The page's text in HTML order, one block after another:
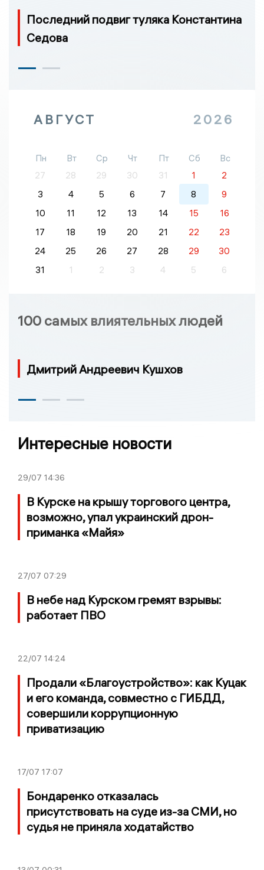
Последний подвиг туляка Константина
Седова
АВГУСТ 2026
Пн Вт Ср Чт Пт Сб
Вс
27
28 29 30 31 1
2
3
4 5 6 7 8
9
10
11 12 13 14 15
16
17
18 19 20 21 22
23
24
25 26 27 28 29
30
31
1 2 3 4 5 6
100 самых влиятельных людей
Дмитрий Андреевич Кушхов
Интересные новости
29/07 14:36
В Курске на крышу торгового центра,
возможно, упал украинский дрон-
приманка «Майя»
27/07 07:29
В небе над Курском гремят взрывы:
работает ПВО
22/07 14:24
Продали «Благоустройство»: как Куцак
и его команда, совместно с ГИБДД,
совершили коррупционную
приватизацию
17/07 17:07
Бондаренко отказалась
присутствовать на суде из-за СМИ, но
судья не приняла ходатайство